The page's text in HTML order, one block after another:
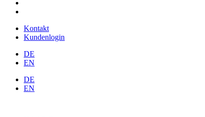
Kontakt
Kundenlogin
DE
EN
DE
EN